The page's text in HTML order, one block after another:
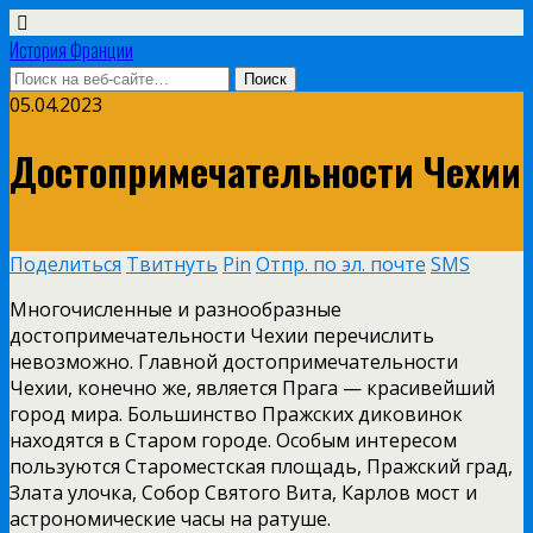
История Франции
05.04.2023
Достопримечательности Чехии
Поделиться Твитнуть Pin Отпр. по эл. почте SMS
Многочисленные и разнообразные
достопримечательности Чехии перечислить
невозможно. Главной достопримечательности
Чехии, конечно же, является Прага — красивейший
город мира. Большинство Пражских диковинок
находятся в Старом городе. Особым интересом
пользуются Староместская площадь, Пражский град,
Злата улочка, Собор Святого Вита, Карлов мост и
астрономические часы на ратуше.